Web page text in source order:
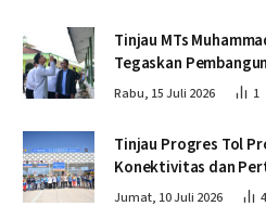
Tinjau MTs
Tegaskan
Seluruh Sekolah
Rabu, 15 Juli 2026 1
Tinjau Progres Tol
Konektivitas dan
Jumat, 10 Juli 2026 4